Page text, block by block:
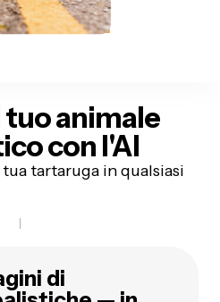
tuo animale
con l'AI
tartaruga in qualsiasi
di